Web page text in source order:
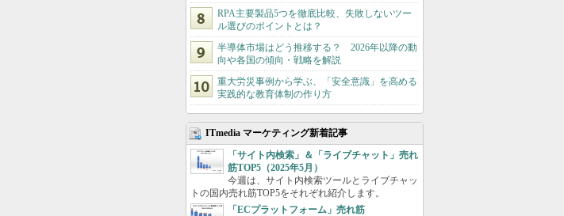
RPA主要製品5つを徹底比較、失敗しないツー
ル選びのポイントとは？
半導体市場はどう推移する？ 2026年以降の動
向や各国の傾向・戦略を解説
重大労災事例から学ぶ、「安全意識」を高める
実践的な教育体制の作り方
ITmedia マーケティング新着記事
「サイト内検索」＆「ライブチャット」売れ
筋TOP5（2025年5月）
今週は、サイト内検索ツールとライブチャッ
トの国内売れ筋TOP5をそれぞれ紹介します。
「ECプラットフォーム」売れ筋